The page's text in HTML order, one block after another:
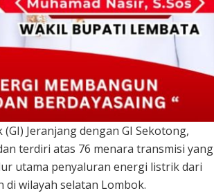
Jeranjang dengan GI Sekotong,
terdiri atas 76 menara transmisi yang
utama penyaluran energi listrik dari
wilayah selatan Lombok.